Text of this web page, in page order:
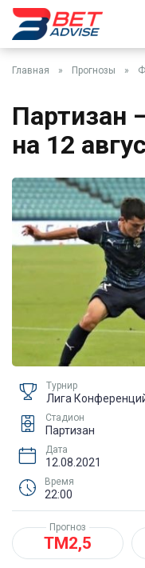
Главная » Прогнозы »
Партизан
на 12
Турнир
Лига
Стадион
Партизан
Дата
12.08.2021
Время
22:00
Прогноз
ТМ2,5